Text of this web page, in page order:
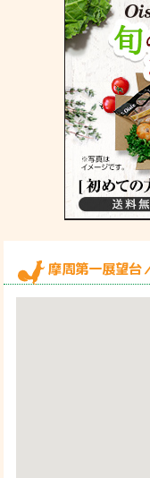
摩周第一展望台